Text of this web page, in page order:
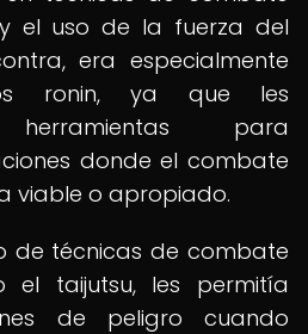
el uso de la fuerza del
era especialmente
ronin, ya que les
herramientas para
donde el combate
viable o apropiado.
de técnicas de combate
el taijutsu, les permitía
de peligro cuando